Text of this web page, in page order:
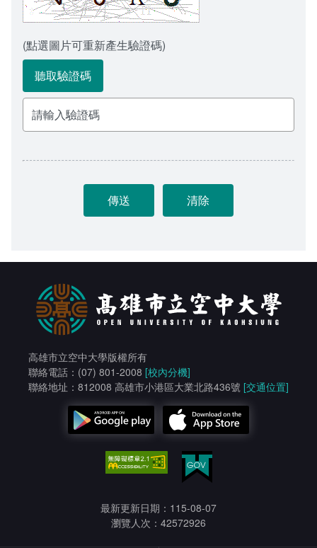
(點選圖片可重新產生驗證碼)
聽取驗證碼
高雄市立空中大學版權所有
聯絡電話：(07) 801-2008 [校內分機]
聯絡地址：812008 高雄市小港區大業北路436號 [交通位置]
最新更新日期：115-08-07
瀏覽人次：42572926